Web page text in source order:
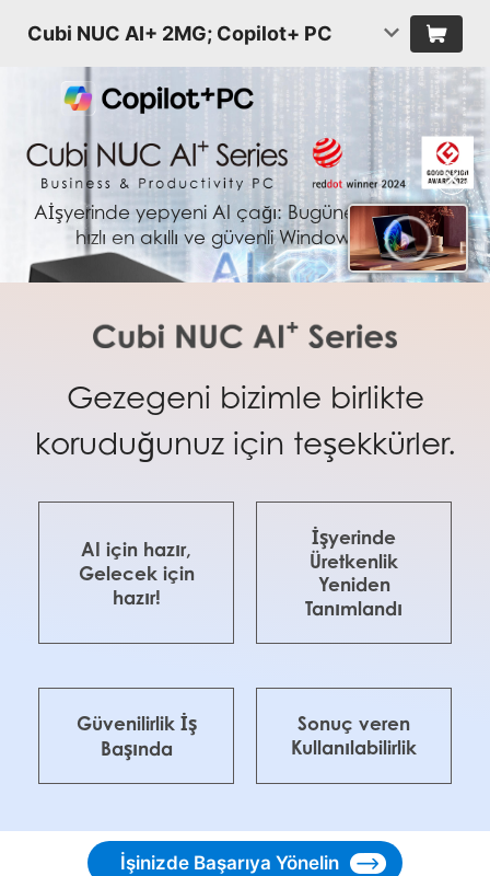
Cubi NUC AI+ 2MG; Copilot+ PC
✕
Aİşyerinde yepyeni AI çağı: Bugüne kadarki en
hızlı en akıllı ve güvenli Windows PC'ler
Gezegeni bizimle birlikte
koruduğunuz için teşekkürler.
AI için hazır,
Gelecek için
hazır!
İşyerinde
Üretkenlik
Yeniden
Tanımlandı
Güvenilirlik İş
Başında
Sonuç veren
Kullanılabilirlik
İşinizde Başarıya Yönelin